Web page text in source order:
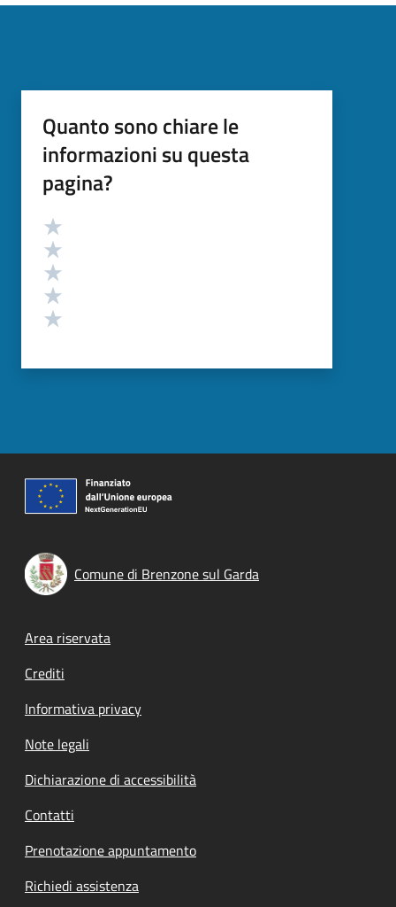
Quanto sono chiare le
informazioni su questa
pagina?
Valutazione
Comune di Brenzone sul Garda
Footer menu
Area riservata
Crediti
Informativa privacy
Note legali
Dichiarazione di accessibilità
Contatti
Prenotazione appuntamento
Richiedi assistenza